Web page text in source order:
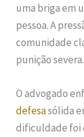
uma briga em
pessoa. A
comunidade
punição severa.
O advogado
defesasólida
dificuldade foi